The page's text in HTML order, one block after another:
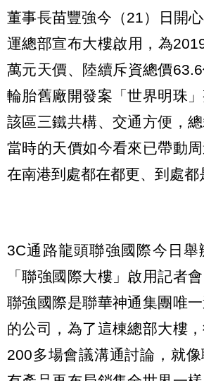
董事長苗豐強今（21）日開
運總部宣布大樓啟用，為
萬元天價、陸續斥資總價
輪胎舊廠開發案「世界明珠
該區三鐵共構、交通方便，總
當時的天價如今看來已帶動
在南港到處都在都更、到處都
3C通路龍頭聯強國際今日舉
「聯強國際大樓」啟用記者
聯強國際是聯華神通集團唯
的公司，為了這棟總部大樓
200多場會議溝通討論，就